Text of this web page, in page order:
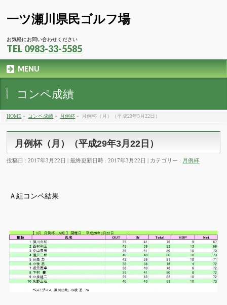
一ツ瀬川県民ゴルフ場
お気軽にお問い合わせください
TEL 0983-33-5585
MENU
コンペ成績
HOME » コンペ成績 » 月例杯 » 月例杯（月）（平成29年3月22日）
月例杯（月）（平成29年3月22日）
投稿日 : 2017年3月22日 最終更新日時 : 2017年3月22日 カテゴリー : 月例杯
Ａ組コンペ結果